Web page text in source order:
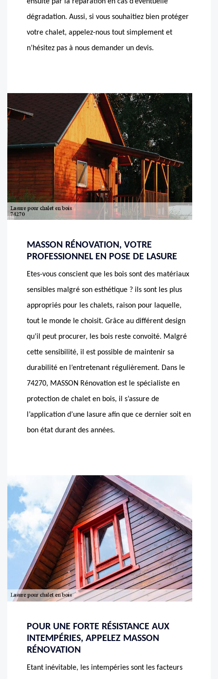
dégradation. Aussi, si vous souhaitiez bien protéger
votre chalet, appelez-nous tout simplement et
n’hésitez pas à nous demander un devis.
MASSON RÉNOVATION, VOTRE
PROFESSIONNEL EN POSE DE LASURE
Etes-vous conscient que les bois sont des matériaux
sensibles malgré son esthétique ? ils sont les plus
appropriés pour les chalets, raison pour laquelle,
tout le monde le choisit. Grâce au différent design
qu’il peut procurer, les bois reste convoité. Malgré
cette sensibilité, il est possible de maintenir sa
durabilité en l’entretenant régulièrement. Dans le
74270, MASSON Rénovation est le spécialiste en
protection de chalet en bois, il s’assure de
l’application d’une lasure afin que ce dernier soit en
bon état durant des années.
POUR UNE FORTE RÉSISTANCE AUX
INTEMPÉRIES, APPELEZ MASSON
RÉNOVATION
Etant inévitable, les intempéries sont les facteurs